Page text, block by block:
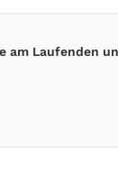
am Laufenden